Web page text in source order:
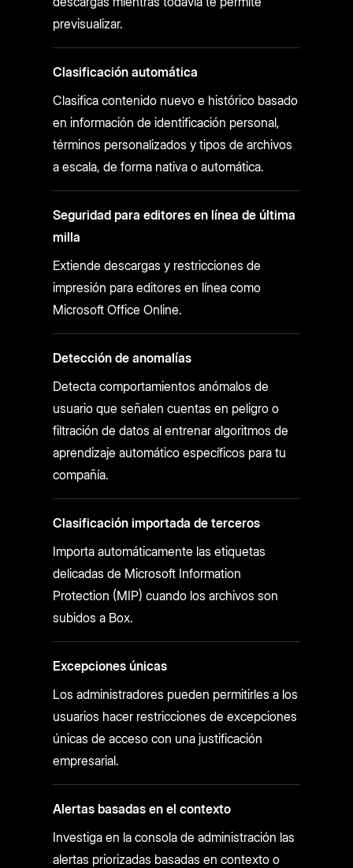
previsualizar.
Clasificación automática
Clasifica contenido nuevo e histórico basado
en información de identificación personal,
términos personalizados y tipos de archivos
a escala, de forma nativa o automática.
Seguridad para editores en línea de última
milla
Extiende descargas y restricciones de
impresión para editores en línea como
Microsoft Office Online.
Detección de anomalías
Detecta comportamientos anómalos de
usuario que señalen cuentas en peligro o
filtración de datos al entrenar algoritmos de
aprendizaje automático específicos para tu
compañía.
Clasificación importada de terceros
Importa automáticamente las etiquetas
delicadas de Microsoft Information
Protection (MIP) cuando los archivos son
subidos a Box.
Excepciones únicas
Los administradores pueden permitirles a los
usuarios hacer restricciones de excepciones
únicas de acceso con una justificación
empresarial.
Alertas basadas en el contexto
Investiga en la consola de administración las
alertas priorizadas basadas en contexto o